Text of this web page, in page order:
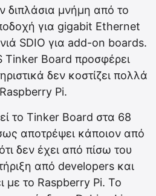
διπλάσια μνήμη από το
για gigabit Ethernet
SDIO για add-on boards.
Tinker Board προσφέρει
δεν κοστίζει πολλά
Pi.
το Tinker Board στα 68
αποτρέψει κάποιον από
δεν έχει από πίσω του
από developers και
με το Raspberry Pi. Το